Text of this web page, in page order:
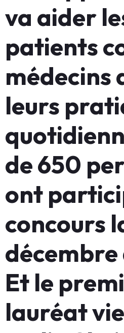
va aider
patients
médecins
leurs
de 650
ont
concours
Et le
lauréat